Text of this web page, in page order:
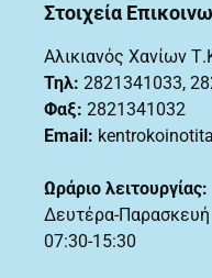
Στοιχεία
Αλικιανός Χανίων
Τηλ: 2821341033,
Φαξ: 2821341032
Email:
Ωράριο λειτουργίας:
Δευτέρα-Παρασκευή
07:30-15:30